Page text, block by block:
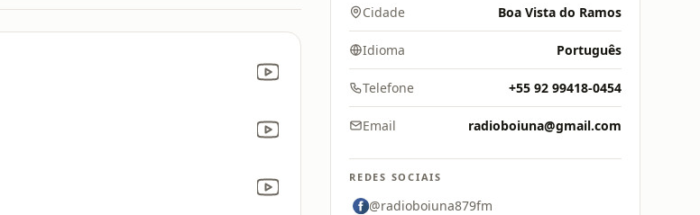
Cidade Boa Vista do Ramos
Idioma Português
Telefone +55 92 99418-0454
Email radioboiuna@gmail.com
REDES SOCIAIS
@radioboiuna879fm